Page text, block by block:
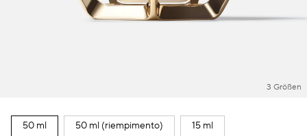
3 Größen
50 ml 50 ml (riempimento) 15 ml